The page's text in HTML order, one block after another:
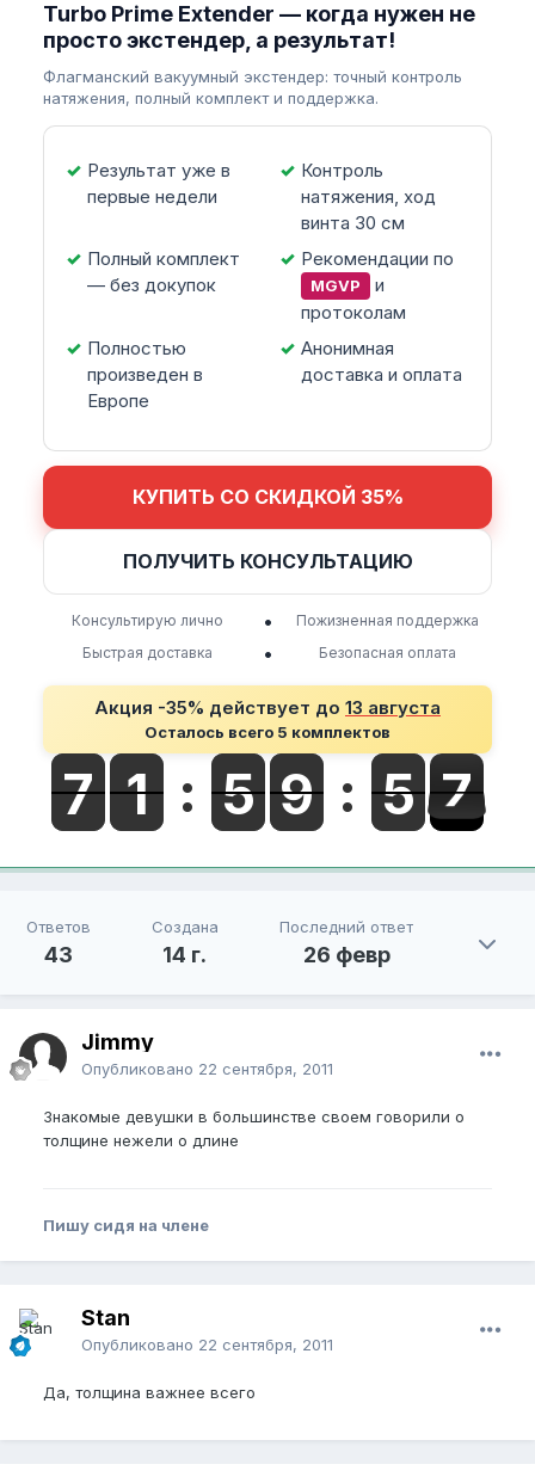
Turbo Prime Extender — когда нужен не
просто экстендер, а результат!
Флагманский вакуумный экстендер: точный контроль
натяжения, полный комплект и поддержка.
Результат уже в
первые недели
Контроль
натяжения, ход
винта 30 см
Полный комплект
— без докупок
Рекомендации по
MGVP
и
протоколам
Полностью
произведен в
Европе
Анонимная
доставка и оплата
КУПИТЬ СО СКИДКОЙ 35%
ПОЛУЧИТЬ КОНСУЛЬТАЦИЮ
Консультирую лично •
Пожизненная поддержка
Быстрая доставка
• Безопасная оплата
Акция -35% действует до 13 августа
Осталось всего 5 комплектов
Ответов
43
Создана
14 г.
Последний ответ
26 февр
Jimmy
Опубликовано 22 сентября, 2011
Знакомые девушки в большинстве своем говорили о
толщине нежели о длине
Пишу сидя на члене
Stan
Опубликовано 22 сентября, 2011
Да, толщина важнее всего